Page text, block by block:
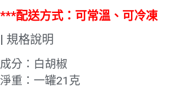
***配送方式：可常溫、可冷凍
| 規格說明
成分：白胡椒
淨重：一罐21克